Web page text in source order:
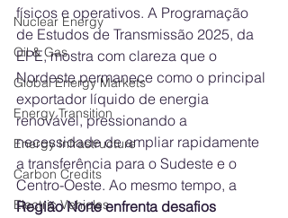
Nuclear Energy
Oil & Gas
Global Energy Markets
Energy Transition
Energy Infrastructure
Carbon Credits
Electric Vehicles
físicos e operativos. A Programação
de Estudos de Transmissão 2025, da
EPE, mostra com clareza que o
Nordeste permanece como o principal
exportador líquido de energia
renovável, pressionando a
necessidade de ampliar rapidamente
a transferência para o Sudeste e o
Centro-Oeste. Ao mesmo tempo, a
Região Norte enfrenta desafios